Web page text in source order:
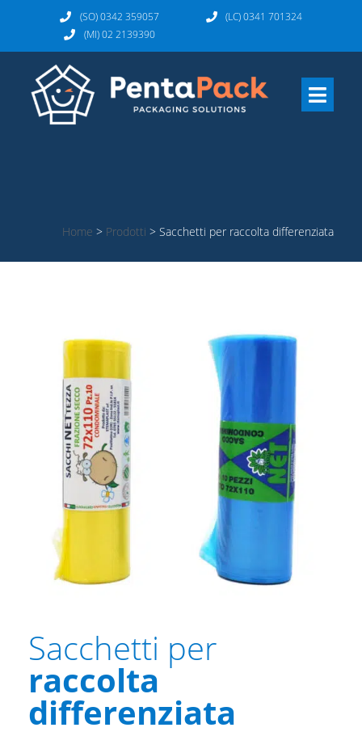
(SO) 0342 359057
(LC) 0341 701324
(MI) 02 2139390
Home > Prodotti > Sacchetti per raccolta differenziata
Sacchetti per
raccolta
differenziata